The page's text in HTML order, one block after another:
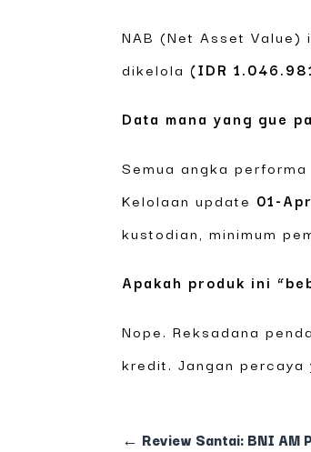
NAB (Net Asset
dikelola (IDR
Data mana yang gue
Semua angka
Kelolaan update 01-
kustodian, minimum
Apakah produk ini
Nope. Reksadana
kredit. Jangan percaya
← Review Santai: BNI AM